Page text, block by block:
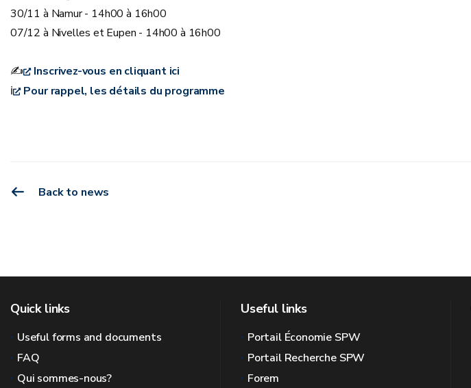
30/11 à Namur - 14h00 à 16h00
07/12 à Nivelles et Eupen - 14h00 à 16h00
✍
Inscrivez-vous en cliquant ici
ℹ
Pour rappel, les détails du programme
Back to news
Quick links
Useful forms and documents
FAQ
Qui sommes-nous?
Useful links
Portail Économie SPW
Portail Recherche SPW
Forem